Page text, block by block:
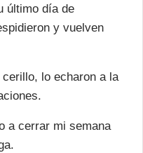
último día de
y vuelven
lo echaron a la
a cerrar mi semana